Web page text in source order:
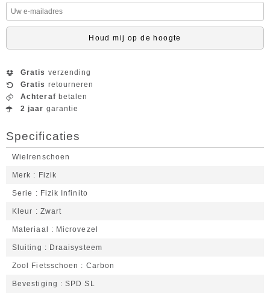
Houd mij op de hoogte
Gratis verzending
Gratis retourneren
Achteraf betalen
2 jaar garantie
Specificaties
Wielrenschoen
Merk Fizik
Serie Fizik Infinito
Kleur Zwart
Materiaal Microvezel
Sluiting Draaisysteem
Zool Fietsschoen Carbon
Bevestiging SPD SL